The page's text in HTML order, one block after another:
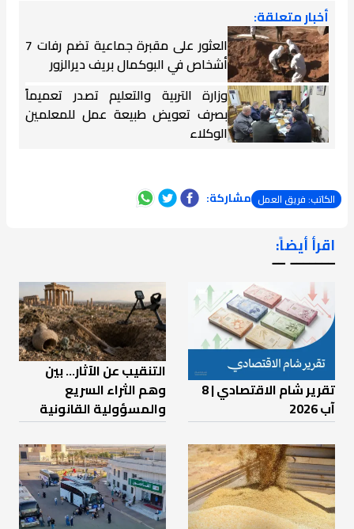
أخبار متعلقة:
العثور على مقبرة جماعية تضم رفات 7
أشخاص في البوكمال بريف ديرالزور
وزارة التربية والتعليم تصدر تعميماً
بصرف تعويض طبيعة عمل للمعلمين
الوكلاء
الكاتب: فريق العمل مشاركة:
اقرأ أيضاً:
ـــــــ ــ
تقرير شام الاقتصادي | 8
آب 2026
التنقيب عن الآثار… بين
وهم الثراء السريع
والمسؤولية القانونية